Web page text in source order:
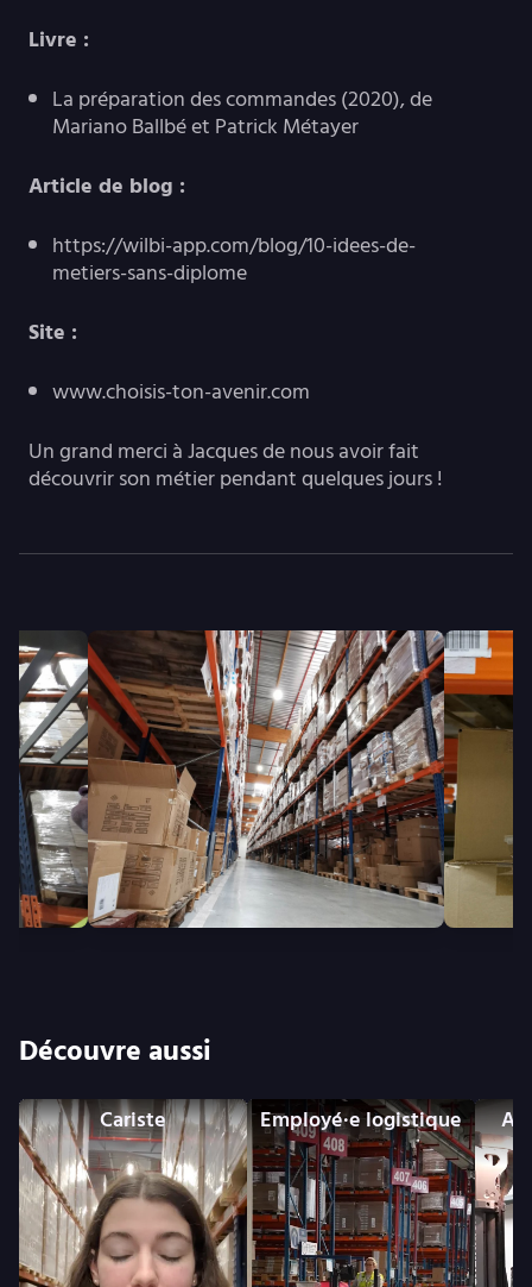
Livre :
La préparation des commandes (2020), de
Mariano Ballbé et Patrick Métayer
Article de blog :
https://wilbi-app.com/blog/10-idees-de-
metiers-sans-diplome
Site :
www.choisis-ton-avenir.com
Un grand merci à Jacques de nous avoir fait
découvrir son métier pendant quelques jours !
Découvre aussi
Cariste Employé·e logistique